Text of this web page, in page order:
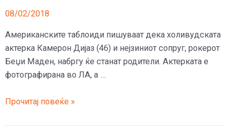
08/02/2018
Американските таблоиди пишуваат дека холивудската
актерка Камерон Дијаз (46) и нејзиниот сопруг, рокерот
Беџи Маден, набргу ќе станат родители. Актерката е
фотографирана во ЛА, а …
Камерон
Прочитај повеќе »